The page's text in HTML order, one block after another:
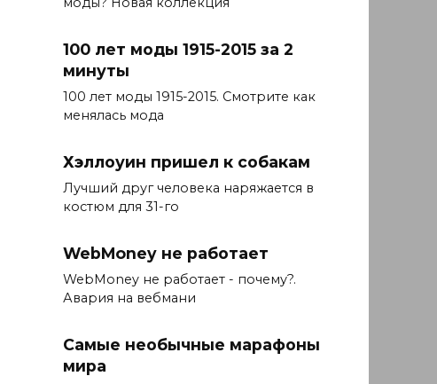
100 лет моды 1915-2015 за 2
минуты
100 лет моды 1915-2015. Смотрите как
менялась мода
Хэллоуин пришел к собакам
Лучший друг человека наряжается в
костюм для 31-го
WebMoney не работает
WebMoney не работает - почему?.
Авария на вебмани
Самые необычные марафоны
мира